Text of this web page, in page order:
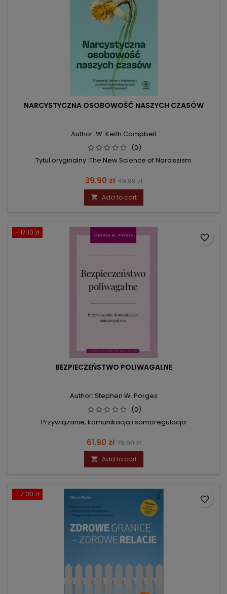
NARCYSTYCZNA OSOBOWOŚĆ NASZYCH CZASÓW
Author: W. Keith Campbell
(0)
Tytuł oryginalny: The New Science of Narcissism
Price
39.90 zł Regular
price
49.99 zł
 Add to cart
- 17.10 zł
BEZPIECZEŃSTWO POLIWAGALNE
Author: Stephen W. Porges
(0)
Przywiązanie, komunikacja i samoregulacja
Price
61.90 zł Regular
price
79.00 zł
 Add to cart
favorite_border
- 7.00 zł
favorite_border